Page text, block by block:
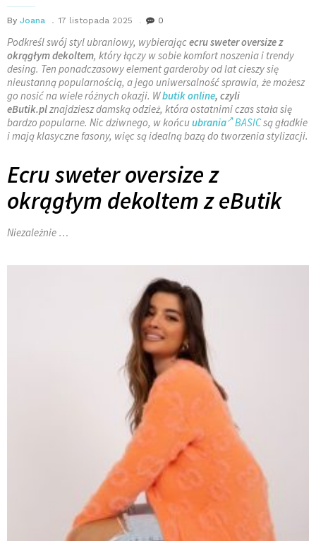
By Joana 17 listopada 2025 0
Podkreśl swój styl ubraniowy, wybierając ecru sweter oversize z
okrągłym dekoltem, który łączy w sobie komfort noszenia i trendy
desing. Ten ponadczasowy element garderoby od lat cieszy się
nieustanną popularnością, a jego uniwersalność sprawia, że możesz
go nosić na wiele różnych okazji. Wbutik online, czyli
eButik.plznajdziesz damską odzież, która ostatnimi czas stała się
bardzo popularne. Nic dziwnego, w końcuubrania BASICsą gładkie
i mają klasyczne fasony, więc są idealną bazą do tworzenia stylizacji.
Ecru sweter oversize z
okrągłym dekoltem z eButik
Niezależnie …